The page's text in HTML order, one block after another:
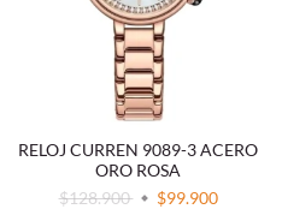
RELOJ CURREN 9089-3 ACERO
ORO ROSA
$128.900
$99.900